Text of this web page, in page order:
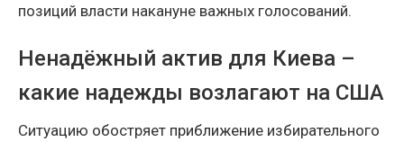
позиций власти накануне важных голосований.
Ненадёжный актив для Киева –
какие надежды возлагают на США
Ситуацию обостряет приближение избирательного